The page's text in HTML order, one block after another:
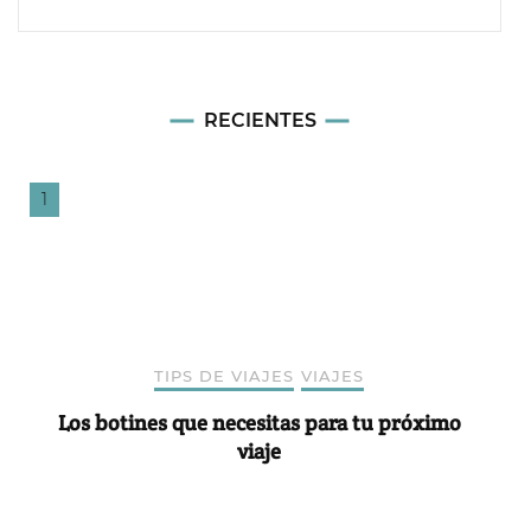
RECIENTES
TIPS DE VIAJES VIAJES
Los botines que necesitas para tu próximo
viaje